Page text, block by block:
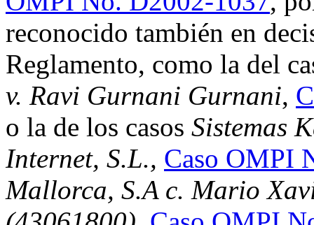
reconocido también en
Reglamento, como la del
v. Ravi Gurnani Gurnani,
o la de los casos Sistemas
Internet, S.L., Caso OMPI
Mallorca, S.A c. Mario